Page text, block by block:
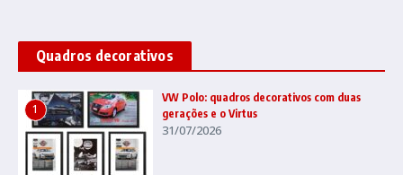
Quadros decorativos
1
VW Polo: quadros decorativos com duas
gerações e o Virtus
31/07/2026